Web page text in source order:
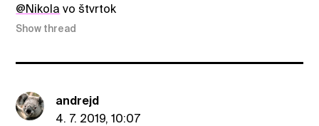
@Nikola vo štvrtok
Show thread
andrejd
4. 7. 2019, 10:07